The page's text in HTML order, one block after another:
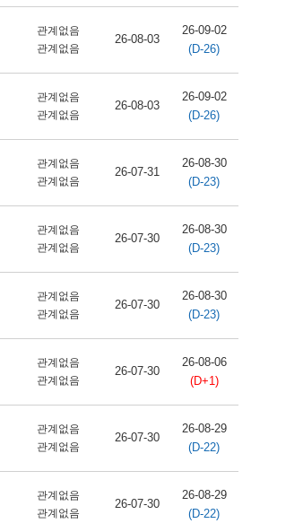
관계없음
관계없음
26-08-03
26-09-02
(D-26)
관계없음
관계없음
26-08-03
26-09-02
(D-26)
관계없음
관계없음
26-07-31
26-08-30
(D-23)
관계없음
관계없음
26-07-30
26-08-30
(D-23)
관계없음
관계없음
26-07-30
26-08-30
(D-23)
관계없음
관계없음
26-07-30
26-08-06
(D+1)
관계없음
관계없음
26-07-30
26-08-29
(D-22)
관계없음
관계없음
26-07-30
26-08-29
(D-22)